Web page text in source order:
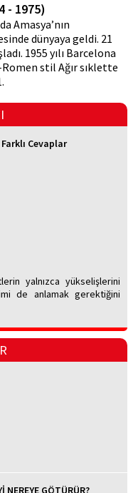
- 1975)
Amasya’nın
dünyaya geldi. 21
1955 yılı Barcelona
Romen stil Ağır sıklette
Cevaplar
yalnızca yükselişlerini
de anlamak gerektiğini
NEREYE GÖTÜRÜR?